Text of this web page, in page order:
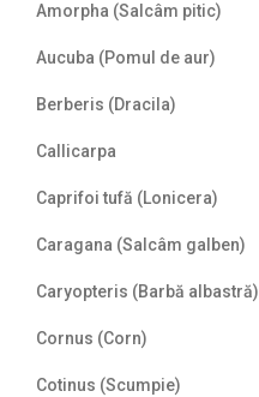
Amorpha (Salcâm pitic)
Aucuba (Pomul de aur)
Berberis (Dracila)
Callicarpa
Caprifoi tufă (Lonicera)
Caragana (Salcâm galben)
Caryopteris (Barbă albastră)
Cornus (Corn)
Cotinus (Scumpie)